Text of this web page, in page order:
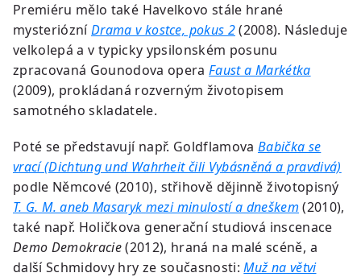
Premiéru mělo také Havelkovo stále hrané
mysteriózníDrama v kostce, pokus 2(2008). Následuje
velkolepá a v typicky ypsilonském posunu
zpracovaná Gounodova operaFaust a Markétka
(2009), prokládaná rozverným životopisem
samotného skladatele.
Poté se představují např. Goldflamova Babička se
vrací (Dichtung und Wahrheit čili Vybásněná a pravdivá)
podle Němcové (2010), střihově dějinně životopisný
T. G. M. aneb Masaryk mezi minulostí a dneškem (2010),
také např. Holičkova generační studiová inscenace
Demo Demokracie(2012), hraná na malé scéně, a
další Schmidovy hry ze současnosti:Muž na větvi